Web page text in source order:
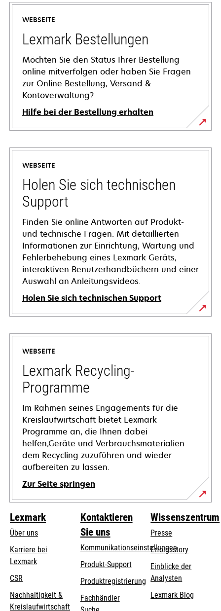
WEBSEITE
Lexmark Bestellungen
Möchten Sie den Status Ihrer Bestellung
online mitverfolgen oder haben Sie Fragen
zur Online Bestellung, Versand &
Kontoverwaltung?
Hilfe bei der Bestellung erhalten
WEBSEITE
Holen Sie sich technischen
Support
Finden Sie online Antworten auf Produkt-
und technische Fragen. Mit detaillierten
Informationen zur Einrichtung, Wartung und
Fehlerbehebung eines Lexmark Geräts,
interaktiven Benutzerhandbüchern und einer
Auswahl an Anleitungsvideos.
Holen Sie sich technischen Support
wird
in
neuen
Registerkarte
geöffnet
WEBSEITE
Lexmark Recycling-
Programme
Im Rahmen seines Engagements für die
Kreislaufwirtschaft bietet Lexmark
Programme an, die Ihnen dabei
helfen,Geräte und Verbrauchsmaterialien
dem Recycling zuzuführen und wieder
aufbereiten zu lassen.
Zur Seite springen
Lexmark
Über uns
Karriere bei
Lexmark
CSR
Nachhaltigkeit &
Kreislaufwirtschaft
Kontaktieren
Sie uns
Kommunikationseinstellungen
wird
in
einer
neuen
Produkt-Supportwird
einer
neuen
Produktregistrierung
Fachhändler
Wissenszentrum
Presse
Erfolgsstory
Einblicke der
Analysten
Lexmark Blog